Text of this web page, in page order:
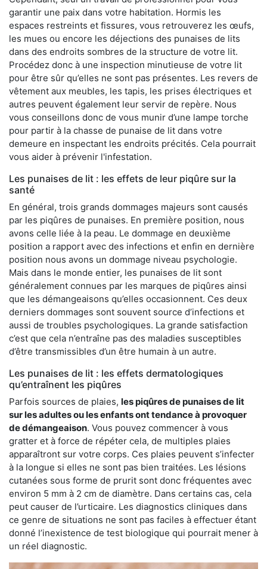
garantir une paix dans votre habitation. Hormis les
espaces restreints et fissures, vous retrouverez les œufs,
les mues ou encore les déjections des punaises de lits
dans des endroits sombres de la structure de votre lit.
Procédez donc à une inspection minutieuse de votre lit
pour être sûr qu’elles ne sont pas présentes. Les revers de
vêtement aux meubles, les tapis, les prises électriques et
autres peuvent également leur servir de repère. Nous
vous conseillons donc de vous munir d’une lampe torche
pour partir à la chasse de punaise de lit dans votre
demeure en inspectant les endroits précités. Cela pourrait
vous aider à prévenir l'infestation.
Les punaises de lit : les effets de leur piqûre sur la
santé
En général, trois grands dommages majeurs sont causés
par les piqûres de punaises. En première position, nous
avons celle liée à la peau. Le dommage en deuxième
position a rapport avec des infections et enfin en dernière
position nous avons un dommage niveau psychologie.
Mais dans le monde entier, les punaises de lit sont
généralement connues par les marques de piqûres ainsi
que les démangeaisons qu’elles occasionnent. Ces deux
derniers dommages sont souvent source d’infections et
aussi de troubles psychologiques. La grande satisfaction
c’est que cela n’entraîne pas des maladies susceptibles
d’être transmissibles d’un être humain à un autre.
Les punaises de lit : les effets dermatologiques
qu’entraînent les piqûres
Parfois sources de plaies, les piqûres de punaises de lit
sur les adultes ou les enfants ont tendance à provoquer
de démangeaison. Vous pouvez commencer à vous
gratter et à force de répéter cela, de multiples plaies
apparaîtront sur votre corps. Ces plaies peuvent s’infecter
à la longue si elles ne sont pas bien traitées. Les lésions
cutanées sous forme de prurit sont donc fréquentes avec
environ 5 mm à 2 cm de diamètre. Dans certains cas, cela
peut causer de l’urticaire. Les diagnostics cliniques dans
ce genre de situations ne sont pas faciles à effectuer étant
donné l’inexistence de test biologique qui pourrait mener à
un réel diagnostic.